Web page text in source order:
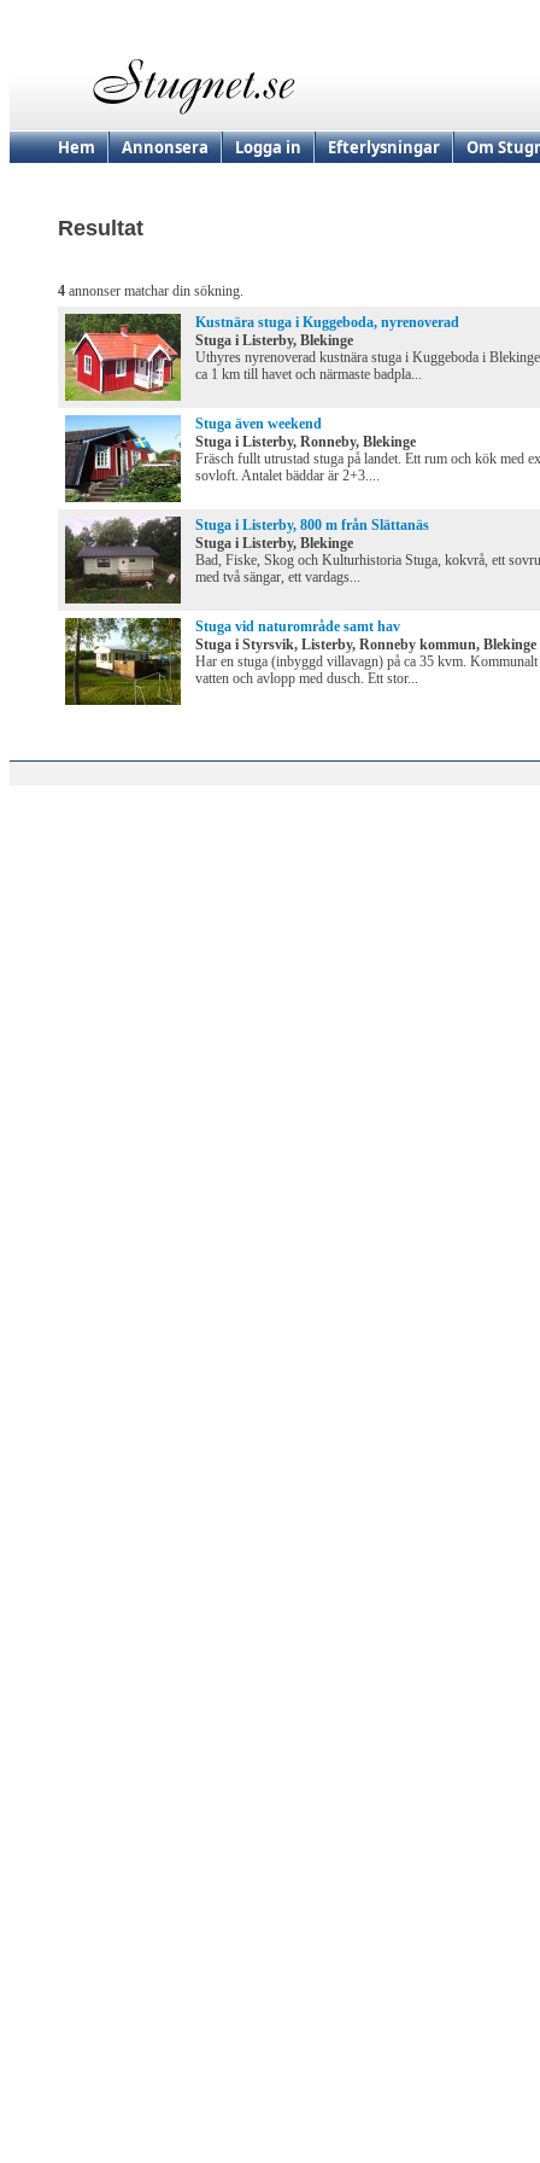
Hem Annonsera Logga in Efterlysningar Om
Resultat
4 annonser matchar din sökning.
Kustnära stuga i Kuggeboda, nyrenoverad
Stuga i Listerby, Blekinge
Uthyres nyrenoverad kustnära stuga i Kuggeboda i
ca 1 km till havet och närmaste badpla...
Stuga även weekend
Stuga i Listerby, Ronneby, Blekinge
Fräsch fullt utrustad stuga på landet. Ett rum och kök med
sovloft. Antalet bäddar är 2+3....
Stuga i Listerby, 800 m från Slättanäs
Stuga i Listerby, Blekinge
Bad, Fiske, Skog och Kulturhistoria Stuga, kokvrå, ett
med två sängar, ett vardags...
Stuga vid naturområde samt hav
Stuga i Styrsvik, Listerby, Ronneby kommun, Blekinge
Har en stuga (inbyggd villavagn) på ca 35 kvm. Kommunalt
vatten och avlopp med dusch. Ett stor...